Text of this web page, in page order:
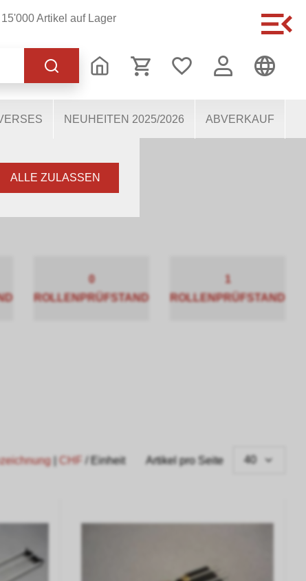
15'000 Artikel auf Lager
NEUHEITEN 2025/2026 ABVERKAUF
0
ROLLENPRÜFSTAND
1
ROLLENPRÜFSTAND
Artikel pro Seite 40
| CHF / Einheit
Betrieb der
dabei, die Nutzenden
ALLE ZULASSEN